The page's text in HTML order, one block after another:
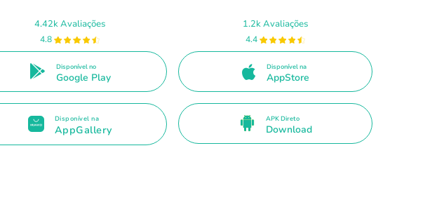
4.42k Avaliações
4.8
Disponível no
Google Play
1.2k Avaliações
4.4
Disponível na
AppStore
Disponível na
AppGallery
APK Direto
Download